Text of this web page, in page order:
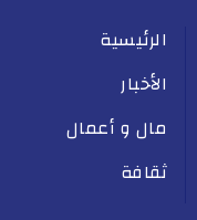
الرئيسية
الأخبار
مال و أعمال
ثقافة